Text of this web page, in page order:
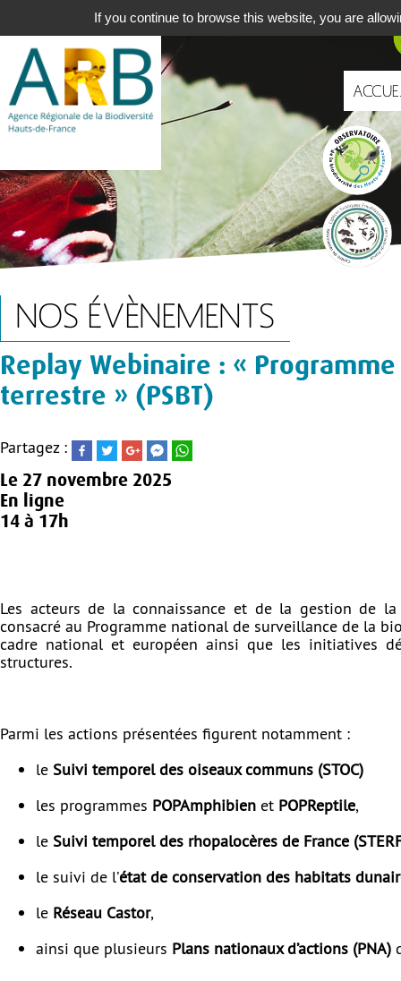
contenu
principal
Portails
NOS ÉVÈNEMENTS
Replay Webinaire : «
terrestre » (PSBT)
Partagez :
Le 27 novembre 2025
En ligne
14 à 17h
Les acteurs de la connaissance et de la gestion de
consacré au Programme national de surveillance de la
cadre national et européen ainsi que les initiatives
structures.
Parmi les actions présentées figurent notamment :
le Suivi temporel des oiseaux communs (STOC)
les programmes POPAmphibien et POPReptile,
le Suivi temporel des rhopalocères de France
le suivi de l’état de conservation des habitats
le Réseau Castor,
ainsi que plusieurs Plans nationaux d’actions (PNA)
If you continue to browse this website, you are